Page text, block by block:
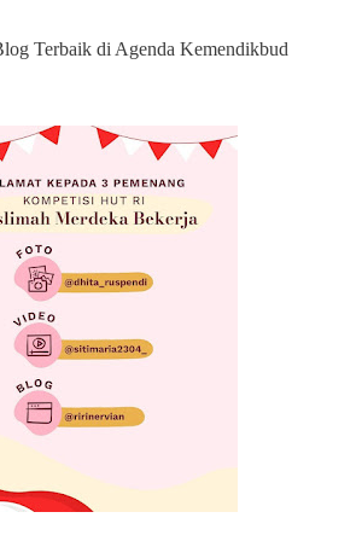
Terbaik di Agenda Kemendikbud